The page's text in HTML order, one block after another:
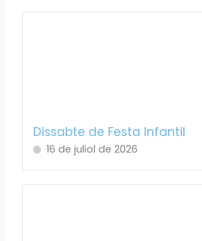
Dissabte de Festa Infantil
16 de juliol de 2026